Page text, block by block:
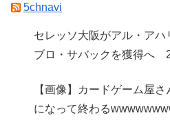
5chnavi
セレッソ大阪がアル・ア
ブロ・サバックを獲得へ
【画像】カードゲーム屋
になって終わる